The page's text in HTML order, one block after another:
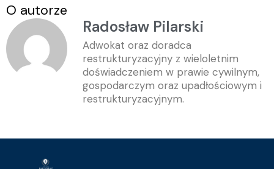
O autorze
Radosław Pilarski
Adwokat oraz doradca
restrukturyzacyjny z wieloletnim
doświadczeniem w prawie cywilnym,
gospodarczym oraz upadłościowym i
restrukturyzacyjnym.